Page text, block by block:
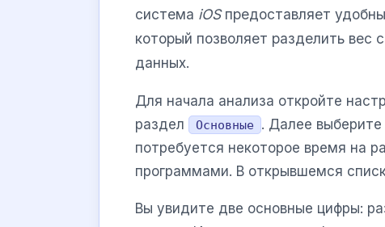
система iOSпредоставляет
который позволяет разделить вес
данных.
Для начала анализа откройте
раздел
Основные . Далее выберите
потребуется некоторое время на
программами. В открывшемся
Вы увидите две основные цифры: